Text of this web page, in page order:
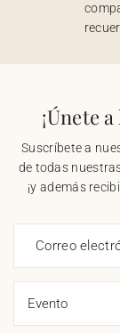
¡Únete
Suscríbete a
de todas
¡y además
Correo